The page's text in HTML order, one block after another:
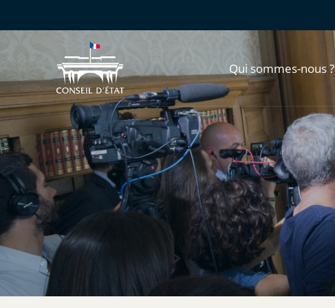
Qui sommes-nous ?